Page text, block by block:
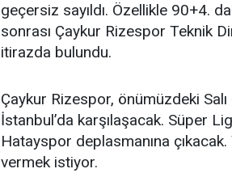
geçersiz sayıldı. Özellikle 90+4.
sonrası Çaykur Rizespor Teknik
itirazda bulundu.
Çaykur Rizespor, önümüzdeki
İstanbul’da karşılaşacak. Süper
Hatayspor deplasmanına
vermek istiyor.